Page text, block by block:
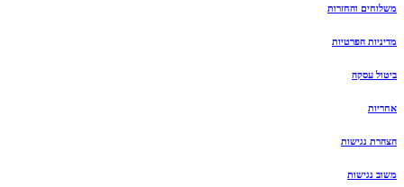
משלוחים והחזרות
מדיניות הפרטיות
ביטול עסקה
אחריות
הצהרת נגישות
משוב נגישות